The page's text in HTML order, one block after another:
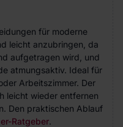
für moderne
leicht anzubringen, da
aufgetragen wird, und
atmungsaktiv. Ideal für
Arbeitszimmer. Der
leicht wieder entfernen
Den praktischen Ablauf
Ratgeber.